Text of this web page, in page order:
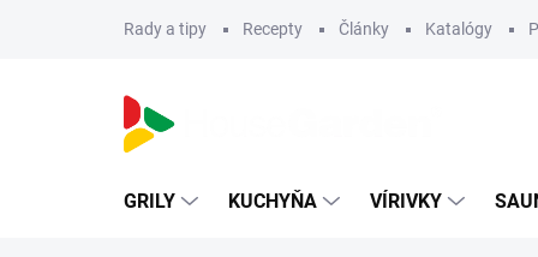
Rady a tipy Recepty Články Katalógy
GRILY KUCHYŇA VÍRIVKY